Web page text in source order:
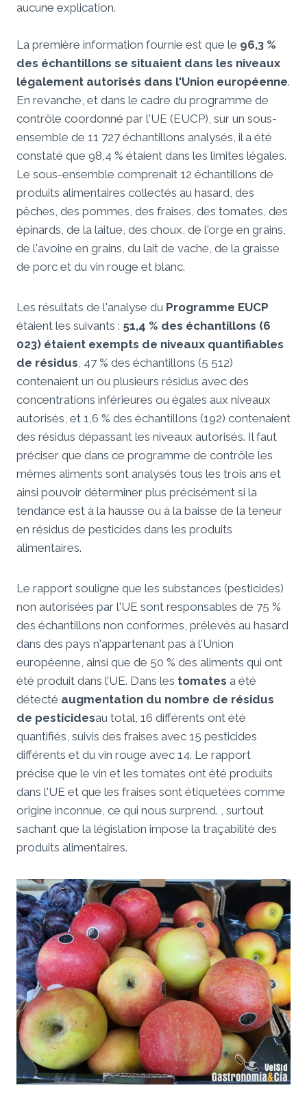
aucune explication.
La première information fournie est que le 96,3 %
des échantillons se situaient dans les niveaux
légalement autorisés dans l'Union européenne.
En revanche, et dans le cadre du programme de
contrôle coordonné par l'UE (EUCP), sur un sous-
ensemble de 11 727 échantillons analysés, il a été
constaté que 98,4 % étaient dans les limites légales.
Le sous-ensemble comprenait 12 échantillons de
produits alimentaires collectés au hasard, des
pêches, des pommes, des fraises, des tomates, des
épinards, de la laitue, des choux, de l'orge en grains,
de l'avoine en grains, du lait de vache, de la graisse
de porc et du vin rouge et blanc.
Les résultats de l'analyse du Programme EUCP
étaient les suivants : 51,4 % des échantillons (6
023) étaient exempts de niveaux quantifiables
de résidus, 47 % des échantillons (5 512)
contenaient un ou plusieurs résidus avec des
concentrations inférieures ou égales aux niveaux
autorisés, et 1,6 % des échantillons (192) contenaient
des résidus dépassant les niveaux autorisés. Il faut
préciser que dans ce programme de contrôle les
mêmes aliments sont analysés tous les trois ans et
ainsi pouvoir déterminer plus précisément si la
tendance est à la hausse ou à la baisse de la teneur
en résidus de pesticides dans les produits
alimentaires.
Le rapport souligne que les substances (pesticides)
non autorisées par l'UE sont responsables de 75 %
des échantillons non conformes, prélevés au hasard
dans des pays n'appartenant pas à l'Union
européenne, ainsi que de 50 % des aliments qui ont
été produit dans l’UE. Dans les tomates a été
détecté augmentation du nombre de résidus
de pesticidesau total, 16 différents ont été
quantifiés, suivis des fraises avec 15 pesticides
différents et du vin rouge avec 14. Le rapport
précise que le vin et les tomates ont été produits
dans l'UE et que les fraises sont étiquetées comme
origine inconnue, ce qui nous surprend. , surtout
sachant que la législation impose la traçabilité des
produits alimentaires.